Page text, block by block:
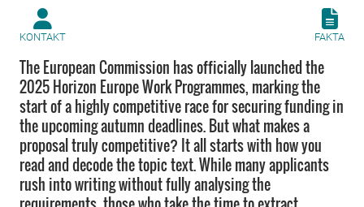
KONTAKT FAKTA
The European Commission has officially launched the
2025 Horizon Europe Work Programmes, marking the
start of a highly competitive race for securing funding in
the upcoming autumn deadlines. But what makes a
proposal truly competitive? It all starts with how you
read and decode the topic text. While many applicants
rush into writing without fully analysing the